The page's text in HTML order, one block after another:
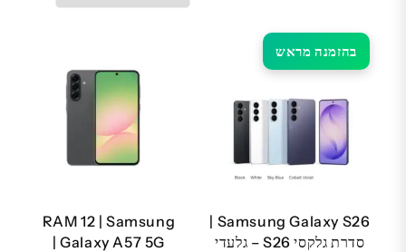
RAM 12 | Samsung
Galaxy A57 5G |
בהזמנה מראש
Samsung Galaxy S26 |
סדרת גלקסי S26 – גלעדי